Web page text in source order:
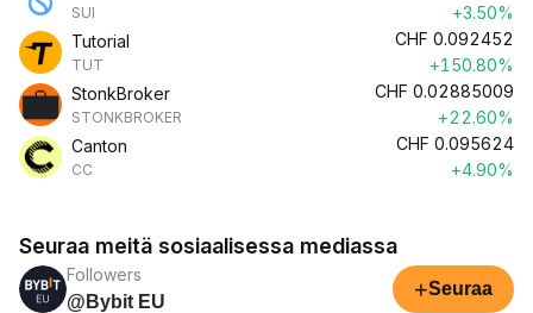
SUI
+3.50%
Tutorial
TUT
CHF 0.092452
+150.80%
StonkBroker
STONKBROKER
CHF 0.02885009
+22.60%
Canton
CC
CHF 0.095624
+4.90%
Seuraa meitä sosiaalisessa mediassa
Followers
@Bybit EU
+Seuraa